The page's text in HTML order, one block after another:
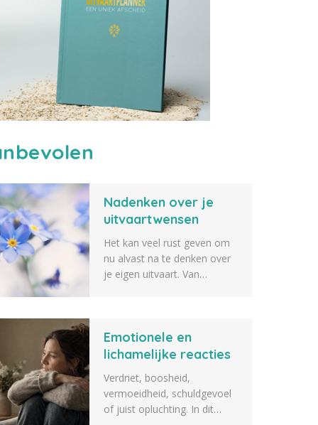
Nadenken over je
uitvaartwensen
Het kan veel rust geven om
nu alvast na te denken over
je eigen uitvaart. Van
bij aan een afscheid dat echt
bij jou past. Lees meer.
Emotionele en
lichamelijke reacties
na het overlijden van
een dierbare
Verdriet, boosheid,
vermoeidheid, schuldgevoel
of juist opluchting. In dit